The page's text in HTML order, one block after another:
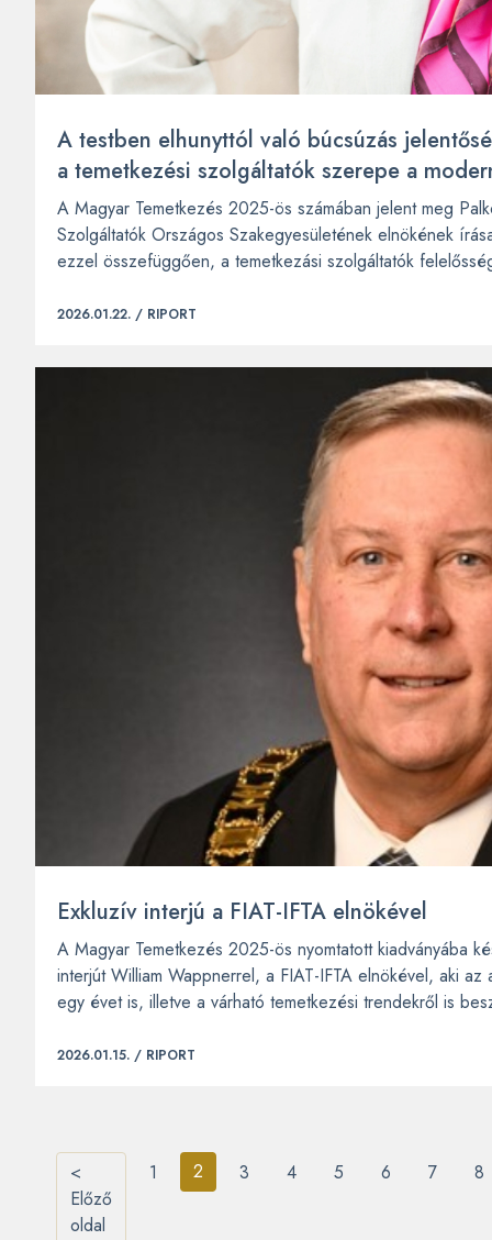
A testben elhunyttól való búcsúzás
a temetkezési szolgáltatók szerepe a
A Magyar Temetkezés 2025-ös számában jelent meg
Szolgáltatók Országos Szakegyesületének elnökének
ezzel összefüggően, a temetkezási szolgáltatók
2026.01.22. / RIPORT
Exkluzív interjú a FIAT-IFTA elnökével
A Magyar Temetkezés 2025-ös nyomtatott kiadványába
interjút William Wappnerrel, a FIAT-IFTA elnökével, aki
egy évet is, illetve a várható temetkezési trendekről is
2026.01.15. / RIPORT
<
Előző
oldal
1 2 3 4 5 6 7 8